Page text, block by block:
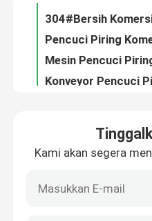
Kontrol kualitas
Hubungi kami
Quote request suatu
Kami akan segera